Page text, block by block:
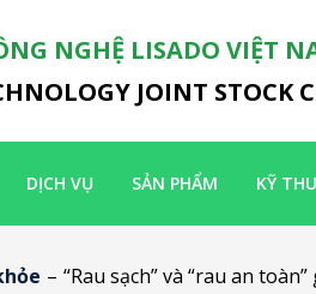
NGHỆ LISADO VIỆT
JOINT STOCK
DỊCH VỤ SẢN PHẨM KỸ
– “Rau sạch” và “rau an